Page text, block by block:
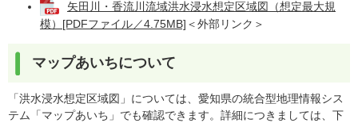
矢田川・香流川流域洪水浸水想定区域図（想定最大規
模）[PDFファイル／4.75MB] ＜外部リンク＞
マップあいちについて
「洪水浸水想定区域図」については、愛知県の統合型地理情報シス
テム「マップあいち」でも確認できます。詳細につきましては、下